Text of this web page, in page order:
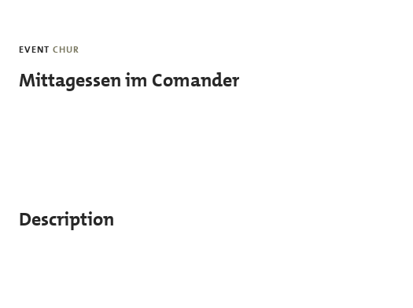
EVENT CHUR
Mittagessen im Comander
Description